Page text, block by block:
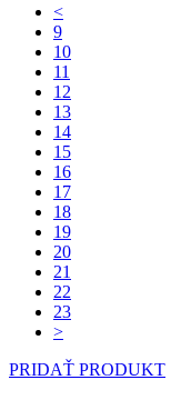
<
9
10
11
12
13
14
15
16
17
18
19
20
21
22
23
>
PRIDAŤ PRODUKT